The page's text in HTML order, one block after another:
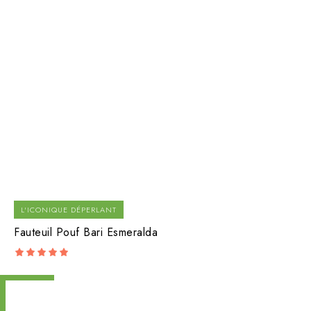
L'ICONIQUE DÉPERLANT
Fauteuil Pouf Bari Esmeralda
out of 5